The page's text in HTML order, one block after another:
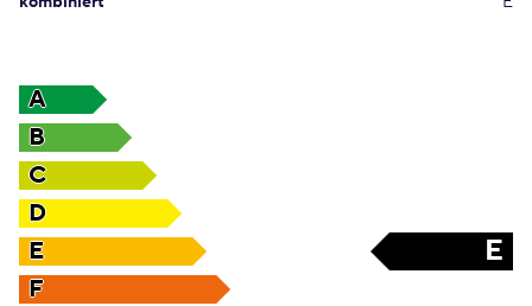
A
B
C
D
E
E
F